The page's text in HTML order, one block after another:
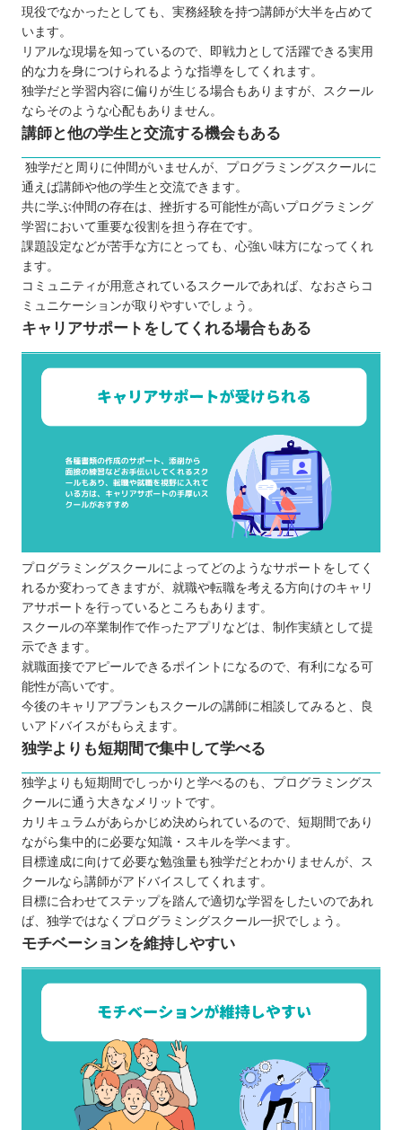
現役でなかったとしても、実務経験を持つ講師が大半を占めて
います。
リアルな現場を知っているので、即戦力として活躍できる実用
的な力を身につけられるような指導をしてくれます。
独学だと学習内容に偏りが生じる場合もありますが、スクール
ならそのような心配もありません。
講師と他の学生と交流する機会もある
独学だと周りに仲間がいませんが、プログラミングスクールに
通えば講師や他の学生と交流できます。
共に学ぶ仲間の存在は、挫折する可能性が高いプログラミング
学習において重要な役割を担う存在です。
課題設定などが苦手な方にとっても、心強い味方になってくれ
ます。
コミュニティが用意されているスクールであれば、なおさらコ
ミュニケーションが取りやすいでしょう。
キャリアサポートをしてくれる場合もある
プログラミングスクールによってどのようなサポートをしてく
れるか変わってきますが、就職や転職を考える方向けのキャリ
アサポートを行っているところもあります。
スクールの卒業制作で作ったアプリなどは、制作実績として提
示できます。
就職面接でアピールできるポイントになるので、有利になる可
能性が高いです。
今後のキャリアプランもスクールの講師に相談してみると、良
いアドバイスがもらえます。
独学よりも短期間で集中して学べる
独学よりも短期間でしっかりと学べるのも、プログラミングス
クールに通う大きなメリットです。
カリキュラムがあらかじめ決められているので、短期間であり
ながら集中的に必要な知識・スキルを学べます。
目標達成に向けて必要な勉強量も独学だとわかりませんが、ス
クールなら講師がアドバイスしてくれます。
目標に合わせてステップを踏んで適切な学習をしたいのであれ
ば、独学ではなくプログラミングスクール一択でしょう。
モチベーションを維持しやすい